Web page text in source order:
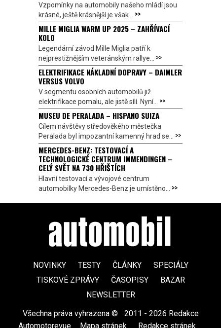
Vzpomínky na automobily našeho mládí jsou
krásné, ještě krásnější je však... >>
MILLE MIGLIA WARM UP 2025 – ZAHŘÍVACÍ
KOLO
Legendární závod Mille Miglia patří k
nejprestižnějším veteránským rallye... >>
ELEKTRIFIKACE NÁKLADNÍ DOPRAVY – DAIMLER
VERSUS VOLVO
V segmentu osobních automobilů již
elektrifikace pomalu, ale jistě sílí. Nyní... >>
MUSEU DE PERALADA – HISPANO SUIZA
Cílem návštěvy středověkého městečka
Peralada byl impozantní kamenný hrad se... >>
MERCEDES-BENZ: TESTOVACÍ A
TECHNOLOGICKÉ CENTRUM IMMENDINGEN –
CELÝ SVĚT NA 730 HŘIŠTÍCH
Hlavní testovací a vývojové centrum
automobilky Mercedes-Benz je umístěno... >>
NOVINKY TESTY ČLÁNKY
SPECIÁLY
TISKOVÉ ZPRÁVY
ČASOPISY
BAZAR
NEWSLETTER
Všechna práva vyhrazena ©
2011 - 2026 Redakce
Automotorevue
Mapa stránek Redakce stránek